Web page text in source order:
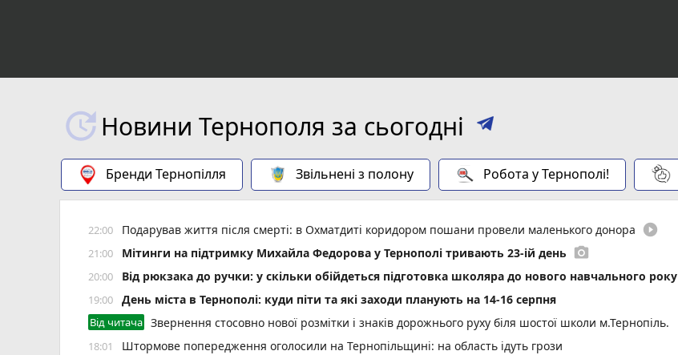
Новини Тернополя за сьогодні
Бренди Тернопілля Звільнені з полону Робота у Тернополі!
22:00 Подарував життя після смерті: в Охматдиті коридором пошани провели маленького донора play_circle_filled
21:00 Мітинги на підтримку Михайла Федорова у Тернополі тривають 23-ій день photo_camera
20:00 Від рюкзака до ручки: у скільки обійдеться підготовка школяра до нового навчального року
19:00 День міста в Тернополі: куди піти та які заходи планують на 14-16 серпня
Від читача Звернення стосовно нової розмітки і знаків дорожнього руху біля шостої школи м.Тернопіль.
18:01 Штормове попередження оголосили на Тернопільщині: на область ідуть грози